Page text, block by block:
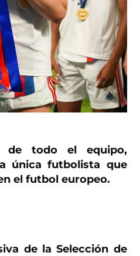
de todo el equipo,
única futbolista que
el futbol europeo.
de la Selección de